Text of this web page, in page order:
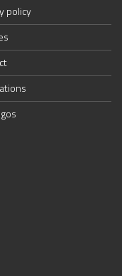
policy